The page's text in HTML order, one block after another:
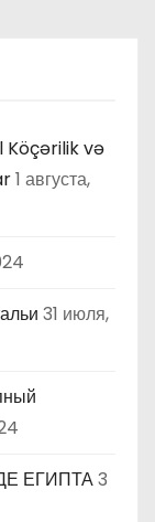
Köçərilik və
1 августа,
31 июля,
ЕГИПТА3